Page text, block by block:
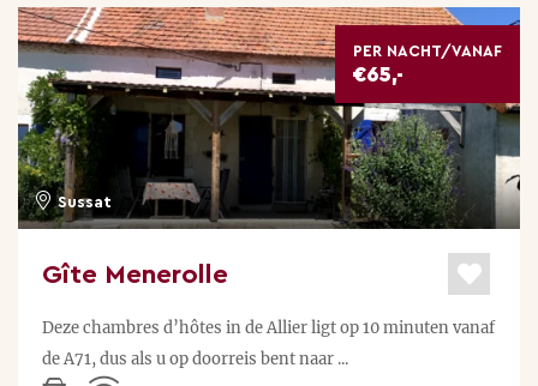
PER NACHT/VANAF
€65,-
Sussat
Gîte Menerolle
Deze chambres d’hôtes in de Allier ligt op 10 minuten vanaf
de A71, dus als u op doorreis bent naar ...